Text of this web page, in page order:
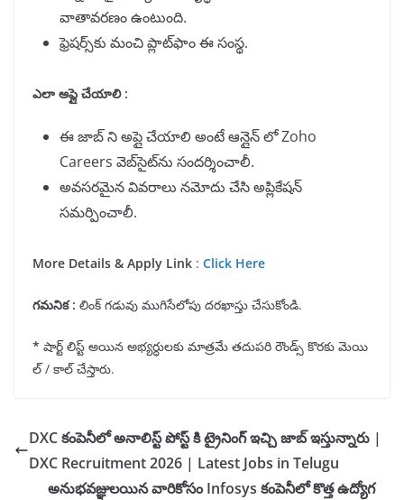
వాతావరణం ఉంటుంది.
ఫ్రెషర్స్‌కు మంచి ప్లాట్‌ఫాం ఈ సంస్థ.
ఎలా అప్లై చేయాలి :
ఈ జాబ్ ని అప్లై చేయాలి అంటే ఆన్లైన్ లో Zoho
Careers వెబ్‌సైట్‌ను సందర్శించాలీ.
అవసరమైన వివరాలు నమోదు చేసి అప్లికేషన్
సమర్పించాలీ.
More Details & Apply Link : Click Here
గమనిక: లింక్ గడువు ముగిసేలోపు దరఖాస్తు చేసుకోండి.
* షార్ట్ లిస్ట్ అయిన అభ్యర్ధులకు మాత్రమే తదుపరి రౌండ్స్ కొరకు మెయి
ల్ / కాల్ చేస్తారు.
DXC కంపెనీలో అనాలిస్ట్ పోస్ట్ కి ట్రైనింగ్ ఇచ్చి జాబ్ ఇస్తున్నారు |
DXC Recruitment 2026 | Latest Jobs in Telugu
అనుభవజ్ఞులయిన వారికోసం Infosys కంపెనీలో కొత్త ఉద్యోగ